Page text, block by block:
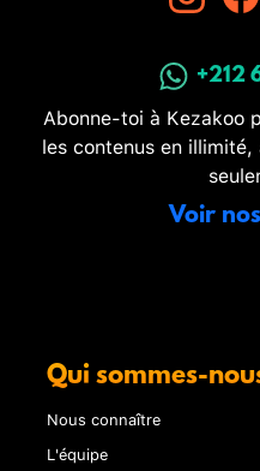
+212
Abonne-toi à Kezakoo
les contenus en
Voir
Qui sommes-
Nous connaître
L'équipe